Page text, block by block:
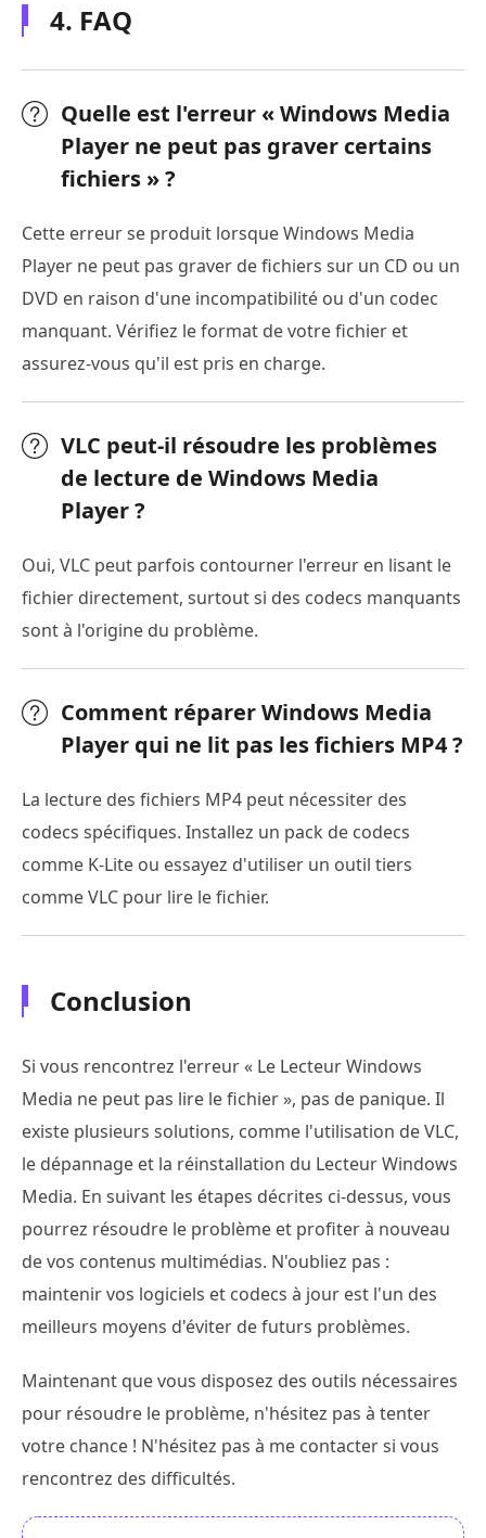
4. FAQ
Quelle est l'erreur « Windows Media
Player ne peut pas graver certains
fichiers » ?
Cette erreur se produit lorsque Windows Media
Player ne peut pas graver de fichiers sur un CD ou un
DVD en raison d'une incompatibilité ou d'un codec
manquant. Vérifiez le format de votre fichier et
assurez-vous qu'il est pris en charge.
VLC peut-il résoudre les problèmes
de lecture de Windows Media
Player ?
Oui, VLC peut parfois contourner l'erreur en lisant le
fichier directement, surtout si des codecs manquants
sont à l'origine du problème.
Comment réparer Windows Media
Player qui ne lit pas les fichiers MP4 ?
La lecture des fichiers MP4 peut nécessiter des
codecs spécifiques. Installez un pack de codecs
comme K-Lite ou essayez d'utiliser un outil tiers
comme VLC pour lire le fichier.
Conclusion
Si vous rencontrez l'erreur « Le Lecteur Windows
Media ne peut pas lire le fichier », pas de panique. Il
existe plusieurs solutions, comme l'utilisation de VLC,
le dépannage et la réinstallation du Lecteur Windows
Media. En suivant les étapes décrites ci-dessus, vous
pourrez résoudre le problème et profiter à nouveau
de vos contenus multimédias. N'oubliez pas :
maintenir vos logiciels et codecs à jour est l'un des
meilleurs moyens d'éviter de futurs problèmes.
Maintenant que vous disposez des outils nécessaires
pour résoudre le problème, n'hésitez pas à tenter
votre chance ! N'hésitez pas à me contacter si vous
rencontrez des difficultés.